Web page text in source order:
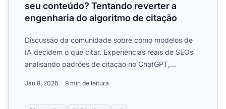
seu conteúdo? Tentando reverter a
engenharia do algoritmo de citação
Discussão da comunidade sobre como modelos de
IA decidem o que citar. Experiências reais de SEOs
analisando padrões de citação no ChatGPT,
Jan 8, 2026 9 min de leitura